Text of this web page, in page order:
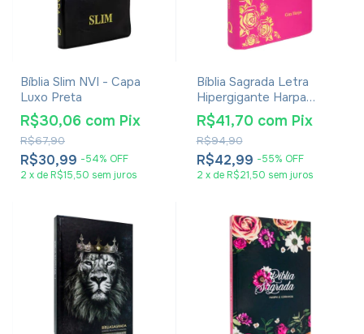
Bíblia Slim NVI - Capa
Luxo Preta
R$30,99 -54% OFF
R$67,90
R$30,06 com Pix
2 x de R$15,50 sem juros
Bíblia Sagrada Letra
Hipergigante Harpa
Avivada E Corinhos -
Carteira Pink
R$42,99 -55% OFF
R$94,90
R$41,70 com Pix
2 x de R$21,50 sem juros